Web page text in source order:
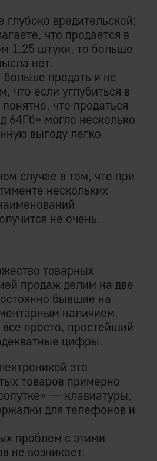
глубоко вредительской:
что продается в
1,25 штуки, то больше
нет.
больше продать и не
что если углубиться в
что продаться
64Гб» могло несколько
выгоду легко
случае в том, что при
нескольких
не очень.
товарных
продаж делим на две
бывшие на
наличием.
просто, простейший
цифры.
это
товаров примерно
— клавиатуры,
для телефонов и
проблем с этими
не возникает.